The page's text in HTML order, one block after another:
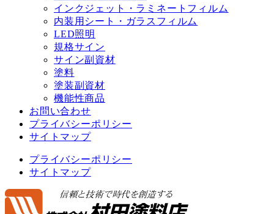
インクジェット・ラミネートフィルム
内装用シート・ガラスフィルム
LED照明
規格サイン
サイン副資材
塗料
塗装副資材
機能性商品
お問い合わせ
プライバシーポリシー
サイトマップ
プライバシーポリシー
サイトマップ